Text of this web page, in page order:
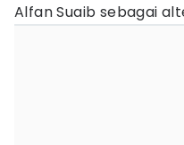
Alfan Suaib sebagai